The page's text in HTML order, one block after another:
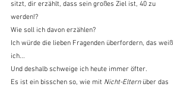
sitzt, dir erzählt, dass sein großes Ziel ist, 40 zu
werden!?
Wie soll ich davon erzählen?
Ich würde die lieben Fragenden überfordern, das weiß
ich...
Und deshalb schweige ich heute immer öfter.
Es ist ein bisschen so, wie mit Nicht-Eltern über das